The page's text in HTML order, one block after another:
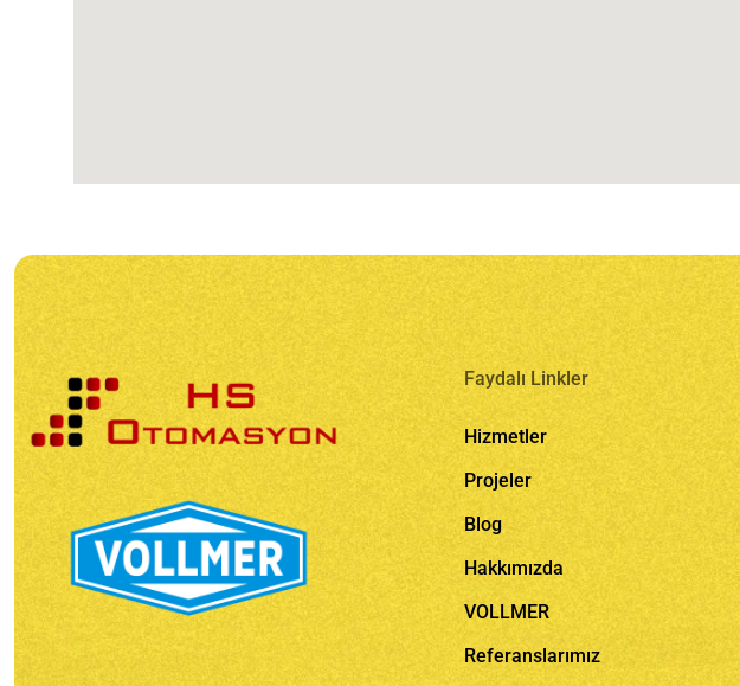
Faydalı Linkler
Hizmetler
Projeler
Blog
Hakkımızda
VOLLMER
Referanslarımız